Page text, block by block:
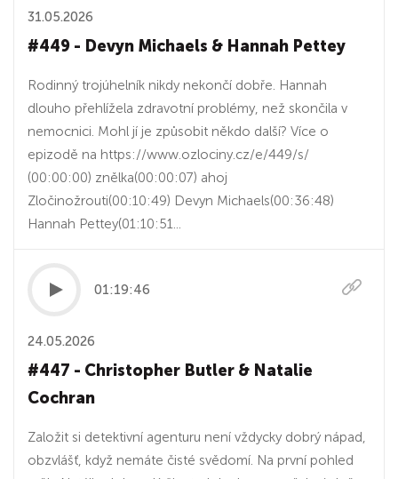
31.05.2026
#449 - Devyn Michaels & Hannah Pettey
Rodinný trojúhelník nikdy nekončí dobře. Hannah
dlouho přehlížela zdravotní problémy, než skončila v
nemocnici. Mohl jí je způsobit někdo další? Více o
epizodě na https://www.ozlociny.cz/e/449/s/
(00:00:00) znělka(00:00:07) ahoj
Zločinožrouti(00:10:49) Devyn Michaels(00:36:48)
Hannah Pettey(01:10:51...
01:19:46
24.05.2026
#447 - Christopher Butler & Natalie
Cochran
Založit si detektivní agenturu není vždycky dobrý nápad,
obzvlášť, když nemáte čisté svědomí. Na první pohled